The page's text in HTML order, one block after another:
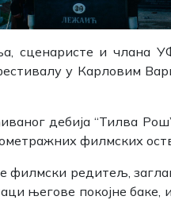
сценаристе и
у Карловим
дебија “Тилва
филмских
филмски редитељ,
његове покојне